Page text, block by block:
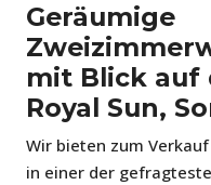
Geräumige
mit Blick auf
Royal Sun,
Wir bieten zum
in einer der